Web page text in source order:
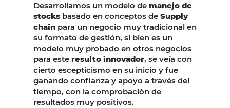
Desarrollamos un modelo de manejo de
stocks basado en conceptos de Supply
chain para un negocio muy tradicional en
su formato de gestión, si bien es un
modelo muy probado en otros negocios
para este resulto innovador, se veía con
cierto escepticismo en su inicio y fue
ganando confianza y apoyo a través del
tiempo, con la comprobación de
resultados muy positivos.